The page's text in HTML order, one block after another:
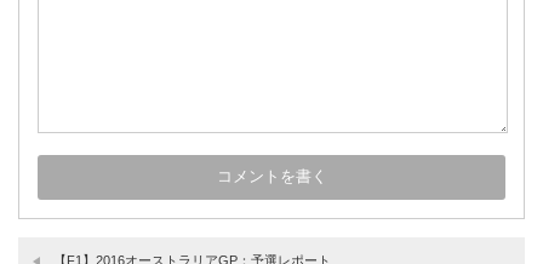
【F1】2016オーストラリアGP：予選レポート